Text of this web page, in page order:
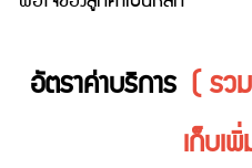
อัตราค่าบริการ ( รว
เก็บเ